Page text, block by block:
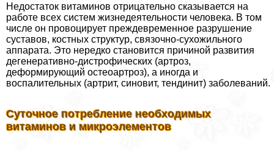
Недостаток витаминов отрицательно сказывается на
работе всех систем жизнедеятельности человека. В том
числе он провоцирует преждевременное разрушение
суставов, костных структур, связочно-сухожильного
аппарата. Это нередко становится причиной развития
дегенеративно-дистрофических (артроз,
деформирующий остеоартроз), а иногда и
воспалительных (артрит, синовит, тендинит) заболеваний.
Суточное потрeбление необходимых
витаминов и микроэлементов